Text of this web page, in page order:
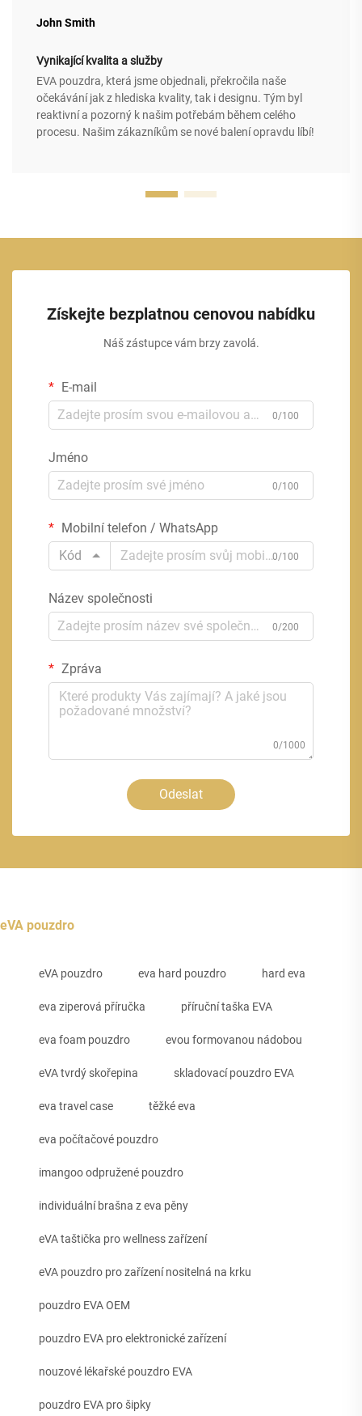
John Smith
Vynikající kvalita a služby
EVA pouzdra, která jsme objednali, překročila naše
očekávání jak z hlediska kvality, tak i designu. Tým byl
reaktivní a pozorný k našim potřebám během celého
procesu. Našim zákazníkům se nové balení opravdu líbí!
Získejte bezplatnou cenovou nabídku
Náš zástupce vám brzy zavolá.
E-mail
0/100
Jméno
0/100
Mobilní telefon / WhatsApp
Kód
0/100
Název společnosti
0/200
Zpráva
0/1000
Odeslat
eVA pouzdro
eVA pouzdro eva hard pouzdro hard eva
eva ziperová příručka příruční taška EVA
eva foam pouzdro evou formovanou nádobou
eVA tvrdý skořepina skladovací pouzdro EVA
eva travel case těžké eva
eva počítačové pouzdro
imangoo odpružené pouzdro
individuální brašna z eva pěny
eVA taštička pro wellness zařízení
eVA pouzdro pro zařízení nositelná na krku
pouzdro EVA OEM
pouzdro EVA pro elektronické zařízení
nouzové lékařské pouzdro EVA
pouzdro EVA pro šipky